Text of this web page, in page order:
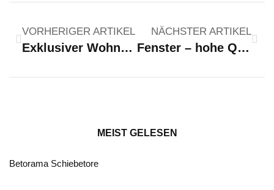
VORHERIGER ARTIKEL
Exklusiver Wohnbau wird immer beliebter
NÄCHSTER ARTIKEL
Fenster – hohe Qualität auf europäischem Niveau
MEIST GELESEN
Betorama Schiebetore